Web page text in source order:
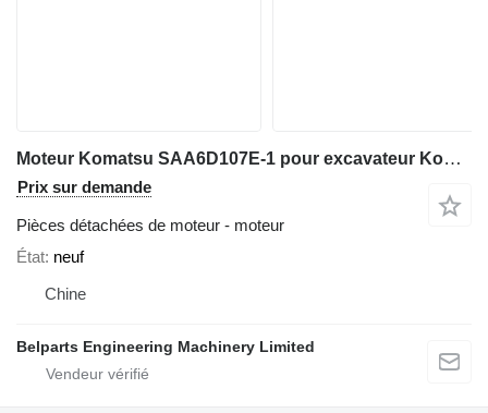
Moteur Komatsu SAA6D107E-1 pour excavateur Komatsu PC200-8 PC210-8 PC220-8 PC228USLC-8 PC270-8
Prix sur demande
Pièces détachées de moteur - moteur
État neuf
Chine
Belparts Engineering Machinery Limited